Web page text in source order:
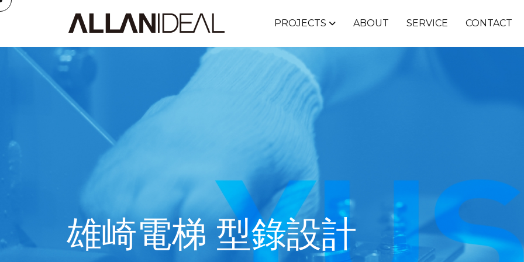
PROJECTS ABOUT SERVICE CONTACT
雄崎電梯 型錄設計